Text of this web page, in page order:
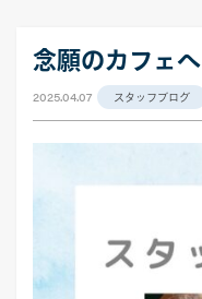
念願のカフェへ
2025.04.07 スタッフブログ